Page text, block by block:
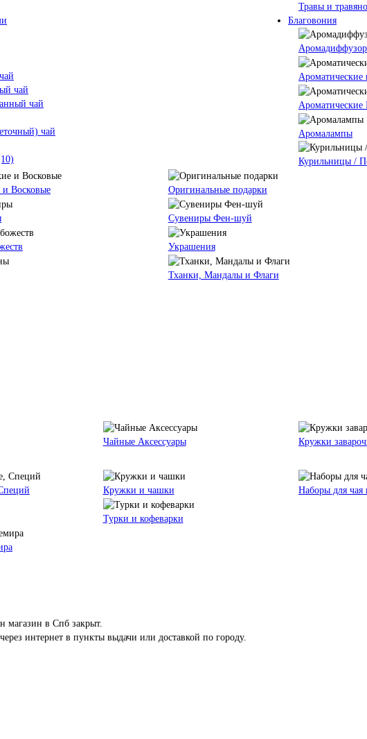
чай
чай
чай
Травы и
Благовония
Ароматические
Аромалампы
Курильницы /
и Восковые Оригинальные подарки
Сувениры Фен-шуй
Украшения
Тханки, Мандалы и Флаги
Чайные Аксессуары
Кружки
Кружки и чашки Наборы для чая
Турки и кофеварки
магазин в Спб закрыт.
интернет в пункты выдачи или доставкой по городу.